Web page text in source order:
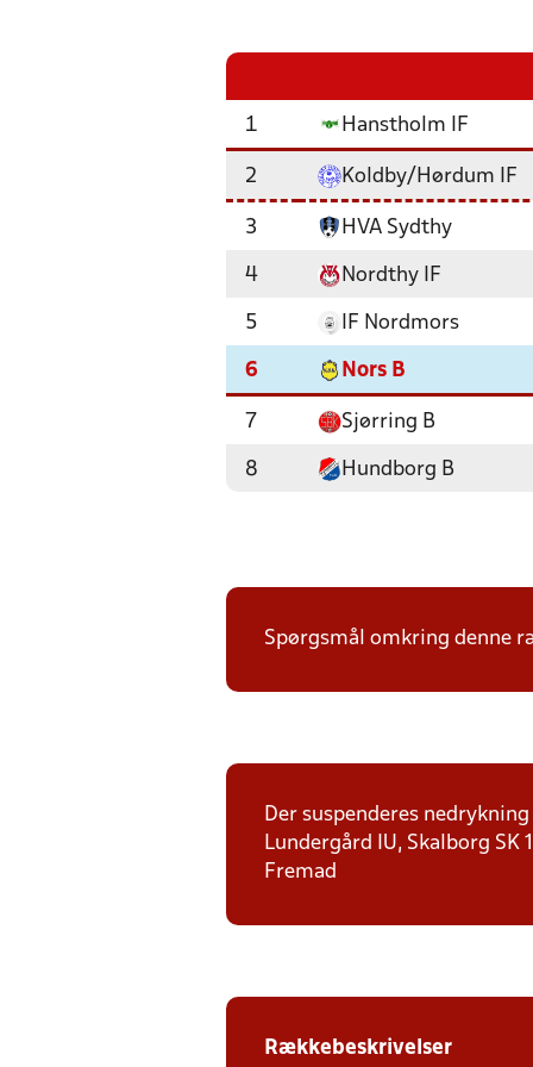
1 Hanstholm IF
2 Koldby/Hørdum IF
3 HVA Sydthy
4 Nordthy IF
5 IF Nordmors
6 Nors B
7 Sjørring B
8 Hundborg B
Spørgsmål omkring denne
Der suspenderes
Lundergård IU, Skalborg SK
Fremad
Rækkebeskrivelser